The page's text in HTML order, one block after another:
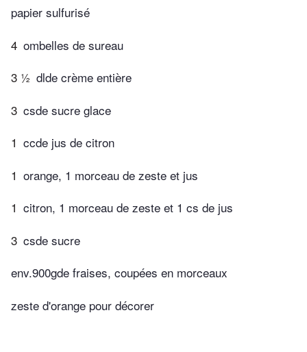
papier sulfurisé
4 ombelles de sureau
3 ½ dlde crème entière
3 csde sucre glace
1 ccde jus de citron
1 orange, 1 morceau de zeste et jus
1 citron, 1 morceau de zeste et 1 cs de jus
3 csde sucre
env.900gde fraises, coupées en morceaux
zeste d'orange pour décorer